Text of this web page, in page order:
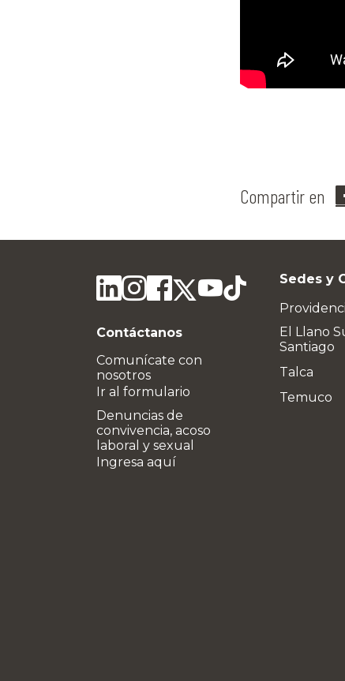
Compartir en
Contáctanos
Comunícate con
nosotros
Ir al formulario
Denuncias de
convivencia, acoso
laboral y sexual
Ingresa aquí
Sedes y
El Llano
Santiago
Talca
Temuco